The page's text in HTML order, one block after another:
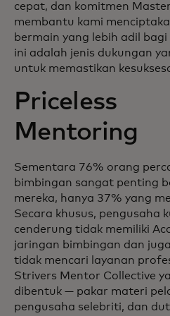
cepat, dan komitmen
membantu kami
bermain yang lebih adil
ini adalah jenis dukungan
untuk memastikan
Priceless
Mentoring
Sementara 76% orang
bimbingan sangat penting
mereka, hanya 37% yang
Secara khusus, pengusaha
cenderung tidak memiliki
jaringan bimbingan dan
tidak mencari layanan
Strivers Mentor Collective
dibentuk — pakar materi
pengusaha selebriti, dan